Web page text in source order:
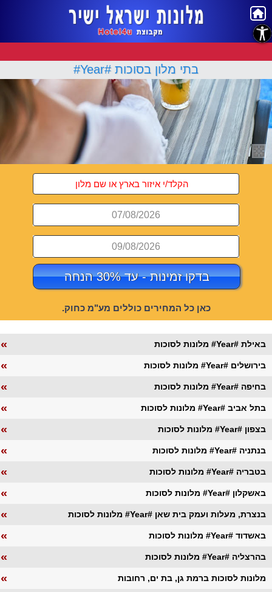
בתי מלון בסוכות #Year#
07/08/2026
09/08/2026
בדקו זמינות - עד 30% הנחה
כאן כל המחירים כוללים מע"מ כחוק.
« מלונות לסוכות #Year# באילת
« מלונות לסוכות #Year# בירושלים
« מלונות לסוכות #Year# בחיפה
« מלונות לסוכות #Year# בתל אביב
« מלונות לסוכות #Year# בצפון
« מלונות לסוכות #Year# בנתניה
« מלונות לסוכות #Year# בטבריה
« מלונות לסוכות #Year# באשקלון
« מלונות לסוכות #Year# בנצרת, מעלות ועמק בית שאן
« מלונות לסוכות #Year# באשדוד
« מלונות לסוכות #Year# בהרצליה
« מלונות לסוכות ברמת גן, בת ים, רחובות
נגישות